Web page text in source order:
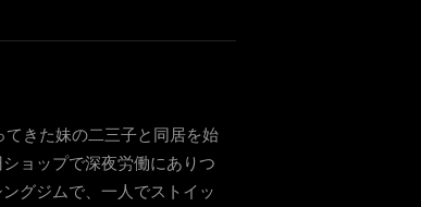
きた妹の二三子と同居を始
ョップで深夜労働にありつ
グジムで、一人でストイッ